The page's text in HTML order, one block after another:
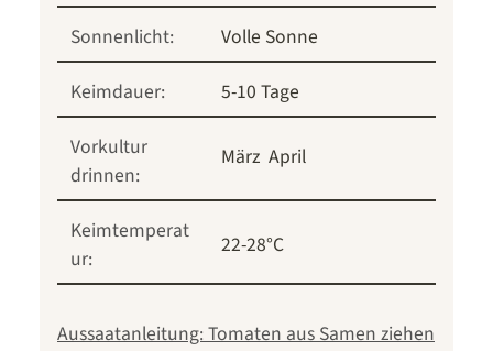
Sonnenlicht:
Volle Sonne
Keimdauer:
5-10 Tage
Vorkultur
drinnen:
März April
Keimtemperat
ur:
22-28°C
Aussaatanleitung: Tomaten aus Samen ziehen